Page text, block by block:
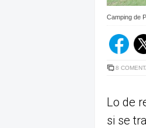
Camping de
8
Lo de
si se